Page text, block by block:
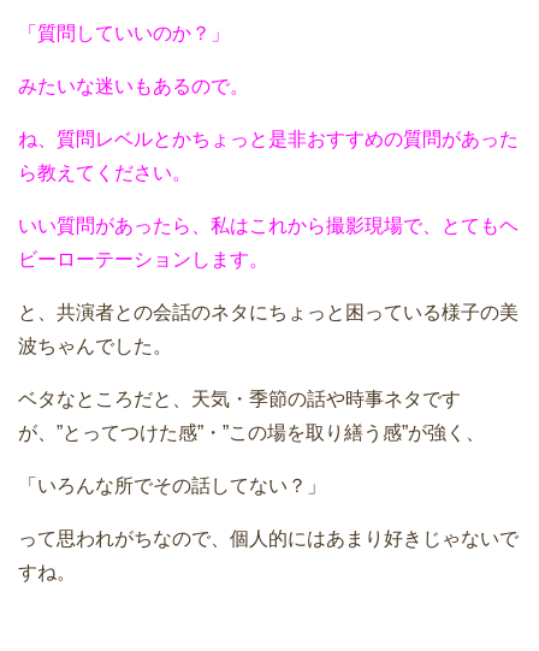
「質問していいのか？」
みたいな迷いもあるので。
ね、質問レベルとかちょっと是非おすすめの質問があった
ら教えてください。
いい質問があったら、私はこれから撮影現場で、とてもヘ
ビーローテーションします。
と、共演者との会話のネタにちょっと困っている様子の美
波ちゃんでした。
ベタなところだと、天気・季節の話や時事ネタです
が、”とってつけた感”・”この場を取り繕う感”が強く、
「いろんな所でその話してない？」
って思われがちなので、個人的にはあまり好きじゃないで
すね。